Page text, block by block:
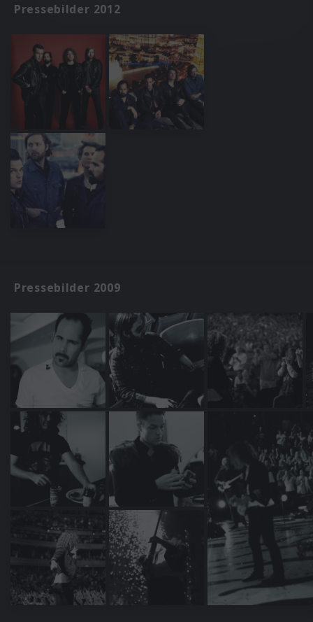
Pressebilder 2012
Pressebilder 2009